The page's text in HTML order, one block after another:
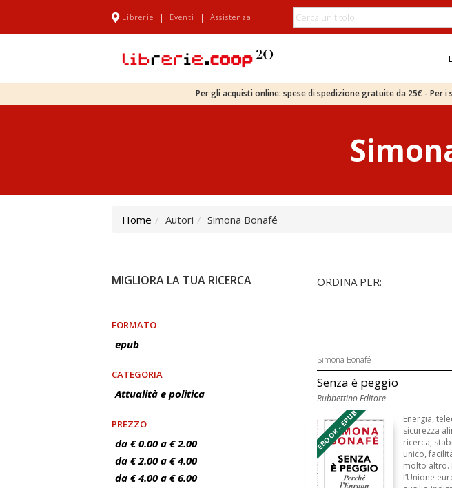
Librerie | Eventi | Assistenza
Per gli acquisti online: spese di spedizione gratuite da 25€ -
Home Autori Simona Bonafé
MIGLIORA LA TUA RICERCA
FORMATO
epub
CATEGORIA
Attualità e politica
PREZZO
da € 0.00 a € 2.00
da € 2.00 a € 4.00
da € 4.00 a € 6.00
ORDINA PER:
Simona Bonafé
Senza è peggio
Rubbettino Editore
EBOOK - EPUB
Energia,
sicurezza
ricerca,
unico,
molto altro.
l’Unione